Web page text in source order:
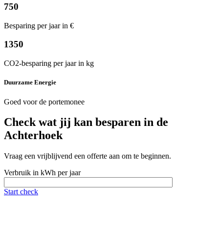
750
Besparing per jaar in €
1350
CO2-besparing per jaar in kg
Duurzame Energie
Goed voor de portemonee
Check wat jij kan besparen in de
Achterhoek
Vraag een vrijblijvend een offerte aan om te beginnen.
Verbruik in kWh per jaar
Start check